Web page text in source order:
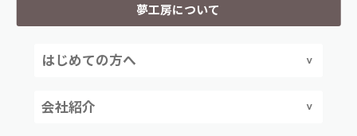
夢工房について
はじめての方へ
会社紹介